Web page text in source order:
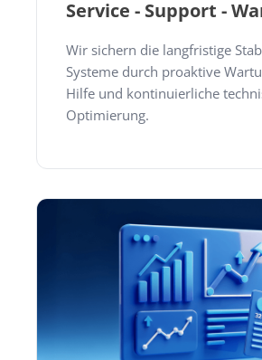
Service - Support -
Wir sichern die langfristige
Systeme durch proaktive
Hilfe und kontinuierliche
Optimierung.